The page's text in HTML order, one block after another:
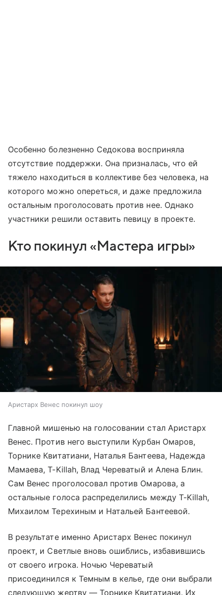
Особенно болезненно Седокова восприняла
отсутствие поддержки. Она призналась, что ей
тяжело находиться в коллективе без человека, на
которого можно опереться, и даже предложила
остальным проголосовать против нее. Однако
участники решили оставить певицу в проекте.
Кто покинул «Мастера игры»
Аристарх Венес покинул шоу
Главной мишенью на голосовании стал Аристарх
Венес. Против него выступили Курбан Омаров,
Торнике Квитатиани, Наталья Бантеева, Надежда
Мамаева, T-Killah, Влад Череватый и Алена Блин.
Сам Венес проголосовал против Омарова, а
остальные голоса распределились между T-Killah,
Михаилом Терехиным и Натальей Бантеевой.
В результате именно Аристарх Венес покинул
проект, и Светлые вновь ошиблись, избавившись
от своего игрока. Ночью Череватый
присоединился к Темным в келье, где они выбрали
следующую жертву — Торнике Квитатиани. Их